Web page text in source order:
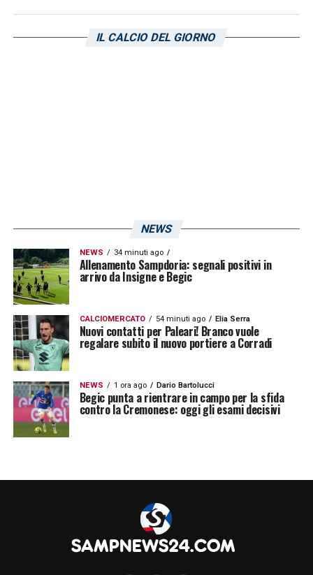
Esposito e, anzi, mi ha sorpreso che hanno
IL CALCIO DEL GIORNO
NEWS
NEWS 34 minuti ago
Allenamento Sampdoria: segnali positivi in
arrivo da Insigne e Begic
CALCIOMERCATO 54 minuti ago Elia Serra
Nuovi contatti per Paleari! Branco vuole
regalare subito il nuovo portiere a Corradi
NEWS 1 ora ago Dario Bartolucci
Begic punta a rientrare in campo per la sfida
contro la Cremonese: oggi gli esami decisivi